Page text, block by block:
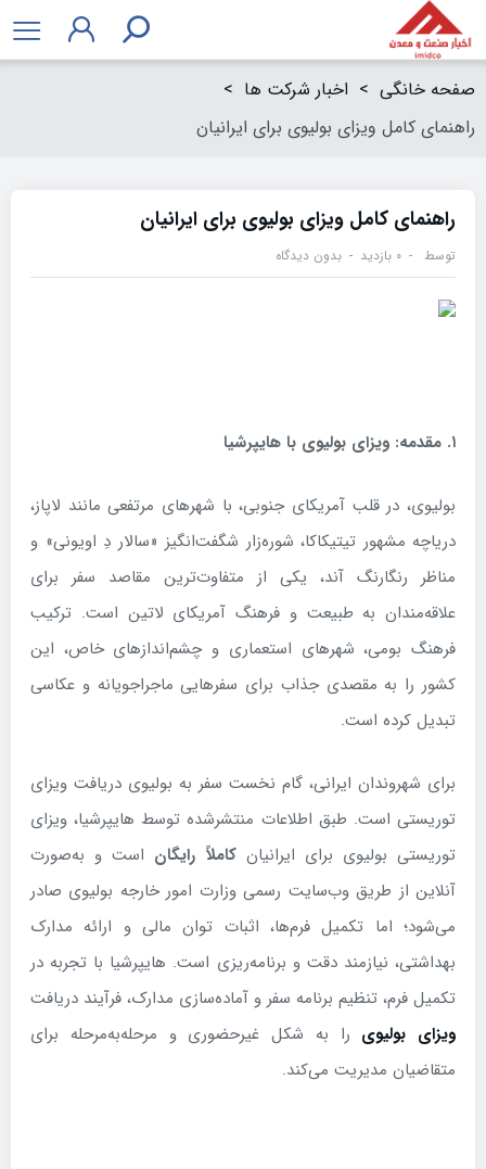
صفحه خانگی > اخبار شرکت ها >
راهنمای کامل ویزای بولیوی برای ایرانیان
راهنمای کامل ویزای بولیوی برای ایرانیان
توسط ۰ بازدید بدون دیدگاه
۱. مقدمه: ویزای بولیوی با هایپرشیا
بولیوی، در قلب آمریکای جنوبی، با شهرهای مرتفعی مانند لاپاز،
دریاچه مشهور تیتیکاکا، شوره‌زار شگفت‌انگیز «سالار دِ اویونی» و
مناظر رنگارنگ آند، یکی از متفاوت‌ترین مقاصد سفر برای
علاقه‌مندان به طبیعت و فرهنگ آمریکای لاتین است. ترکیب
فرهنگ بومی، شهرهای استعماری و چشم‌اندازهای خاص، این
کشور را به مقصدی جذاب برای سفرهایی ماجراجویانه و عکاسی
تبدیل کرده است.
برای شهروندان ایرانی، گام نخست سفر به بولیوی دریافت ویزای
توریستی است. طبق اطلاعات منتشرشده توسط هایپرشیا، ویزای
توریستی بولیوی برای ایرانیانکاملاً رایگان است و به‌صورت
آنلاین از طریق وب‌سایت رسمی وزارت امور خارجه بولیوی صادر
می‌شود؛ اما تکمیل فرم‌ها، اثبات توان مالی و ارائه مدارک
بهداشتی، نیازمند دقت و برنامه‌ریزی است. هایپرشیا با تجربه در
تکمیل فرم، تنظیم برنامه سفر و آماده‌سازی مدارک، فرآیند دریافت
ویزای بولیوی را به شکل غیرحضوری و مرحله‌به‌مرحله برای
متقاضیان مدیریت می‌کند.